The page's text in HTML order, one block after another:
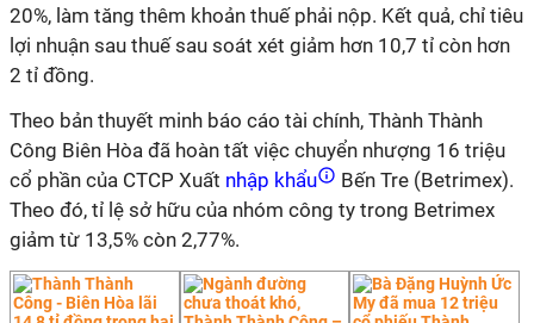
20%, làm tăng thêm khoản thuế phải nộp. Kết quả, chỉ tiêu
lợi nhuận sau thuế sau soát xét giảm hơn 10,7 tỉ còn hơn
2 tỉ đồng.
Theo bản thuyết minh báo cáo tài chính, Thành Thành
Công Biên Hòa đã hoàn tất việc chuyển nhượng 16 triệu
cổ phần của CTCP Xuất nhập khẩu
Bến Tre (Betrimex).
Theo đó, tỉ lệ sở hữu của nhóm công ty trong Betrimex
giảm từ 13,5% còn 2,77%.